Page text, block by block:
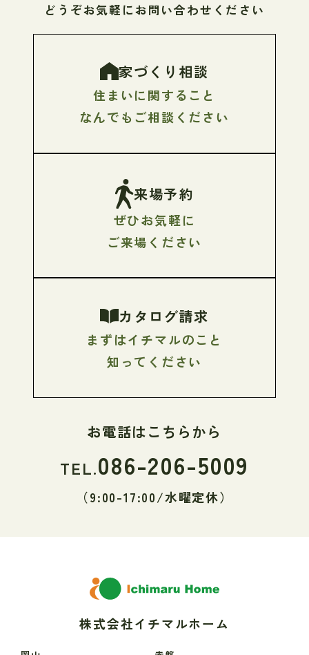
どうぞお気軽にお問い合わせください
家づくり相談
住まいに関すること
なんでもご相談ください
来場予約
ぜひお気軽に
ご来場ください
カタログ請求
まずはイチマルのこと
知ってください
お電話はこちらから
TEL.086-206-5009
（9:00-17:00/水曜定休）
株式会社イチマルホーム